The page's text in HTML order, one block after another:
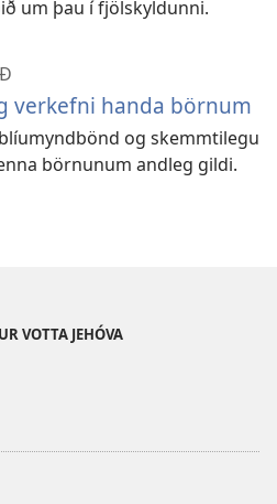
um þau í fjölskyldunni.
verkefni handa börnum
og skemmtilegu
börnunum andleg gildi.
VOTTA JEHÓVA